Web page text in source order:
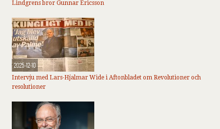
Lindgrens bror Gunnar Ericsson
2025-12-10
Intervju med Lars-Hjalmar Wide i Aftonbladet om Revolutioner och
resolutioner